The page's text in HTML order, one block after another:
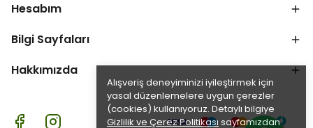
Alışveriş deneyiminizi iyileştirmek için
yasal düzenlemelere uygun çerezler
(cookies) kullanıyoruz. Detaylı bilgiye
Gizlilik ve Çerez Politikası sayfamızdan
Hesabım
Bilgi Sayfaları
Hakkımızda